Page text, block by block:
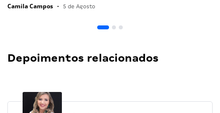
Camila Campos • 5 de Agosto
Depoimentos relacionados